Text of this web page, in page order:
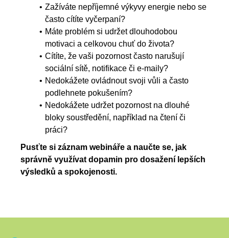
Zažíváte nepříjemné výkyvy energie nebo se
často cítíte vyčerpaní?
Máte problém si udržet dlouhodobou
motivaci a celkovou chuť do života?
Cítíte, že vaši pozornost často narušují
sociální sítě, notifikace či e-maily?
Nedokážete ovládnout svoji vůli a často
podlehnete pokušením?
Nedokážete udržet pozornost na dlouhé
bloky soustředění, například na čtení či
práci?
Pusťte si záznam webináře a naučte se, jak
správně využívat dopamin pro dosažení lepších
výsledků a spokojenosti.